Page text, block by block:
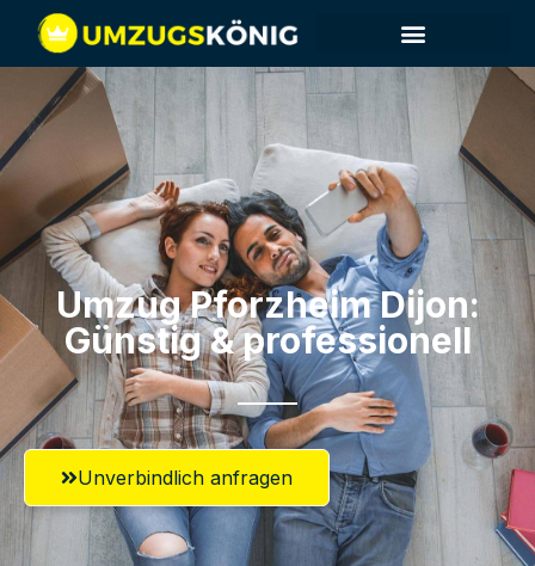
Umzug Pforzheim​ Dijon:
Günstig & professionell​
Unverbindlich anfragen